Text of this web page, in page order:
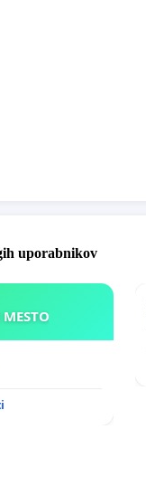
uporabnikov
KAMNIK MOJE MESTO